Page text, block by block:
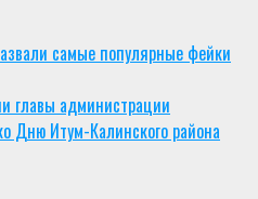
самые популярные фейки
главы администрации
Дню Итум-Калинского района